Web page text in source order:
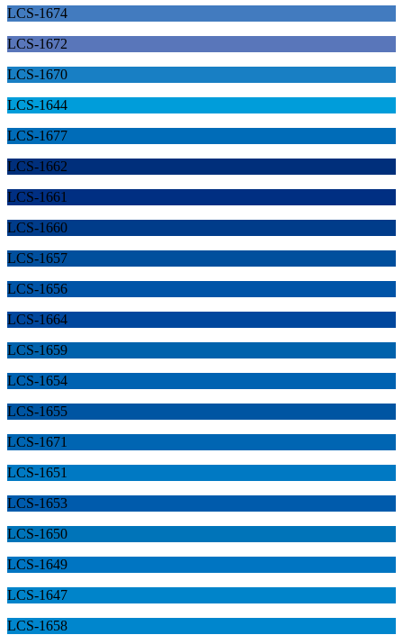
LCS-1674
LCS-1672
LCS-1670
LCS-1644
LCS-1677
LCS-1662
LCS-1661
LCS-1660
LCS-1657
LCS-1656
LCS-1664
LCS-1659
LCS-1654
LCS-1655
LCS-1671
LCS-1651
LCS-1653
LCS-1650
LCS-1649
LCS-1647
LCS-1658